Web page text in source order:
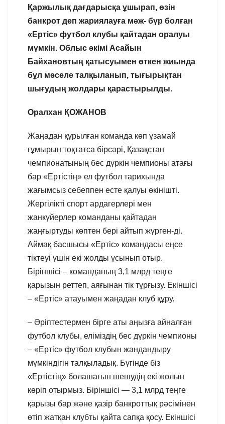
Қаржылық дағдарысқа ұшырап, өзін
банкрот деп жариялауға мәж- бүр болған
«Ертіс» футбол клубы қайтадан оралуы
мүмкін. Облыс әкімі Асайын
Байхановтың қатысуымен өткен жиында
бұл мәселе талқыланып, тығырықтан
шығудың жолдары қарастырылды.
Оралхан ҚОЖАНОВ
Жаңадан құрылған команда көп ұзамай
ғұмырын тоқтатса бірсәрі, Қазақстан
чемпионатының бес дүркін чемпионы атағы
бар «Ертістің» ел футбол тарихында
жағымсыз себеппен есте қалуы өкінішті.
Жергілікті спорт ардагерлері мен
жанкүйерлер команданы қайтадан
жаңғыртуды көптен бері айтып жүрген-ді.
Аймақ басшысы «Ертіс» командасы еңсе
тіктеуі үшін екі жолды ұсынып отыр.
Біріншісі – команданың 3,1 млрд теңге
қарызын реттеп, аяғынан тік тұрғызу. Екіншісі
– «Ертіс» атауымен жаңадан клуб құру.
– Әріптестермен бірге аты аңызға айналған
футбол клубы, еліміздің бес дүркін чемпионы
– «Ертіс» футбол клубын жандандыру
мүмкіндігін талқыладық. Бүгінде біз
«Ертістің» болашағын шешудің екі жолын
көріп отырмыз. Біріншісі — 3,1 млрд теңге
қарызы бар және қазір банкроттық рәсімінен
өтіп жатқан клубты қайта сапқа қосу. Екіншісі